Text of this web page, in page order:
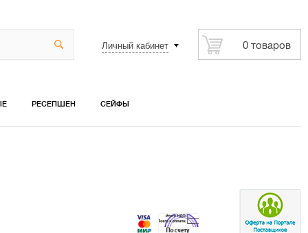
Личный кабинет 0 товаров
РЕСЕПШЕН СЕЙФЫ